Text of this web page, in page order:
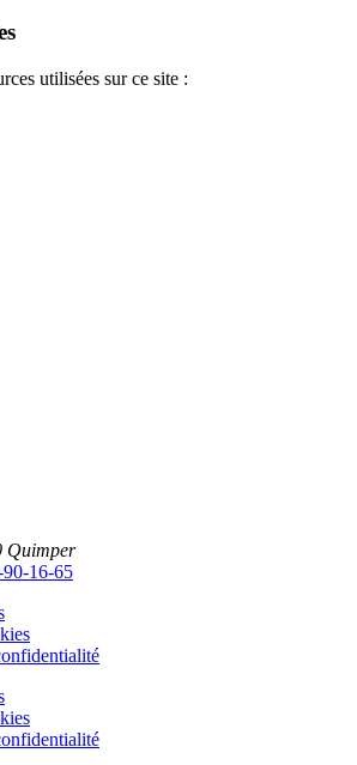
utilisées sur ce site :
Quimper
16-65